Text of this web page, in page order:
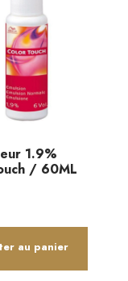
1.9%
/ 60ML
au panier